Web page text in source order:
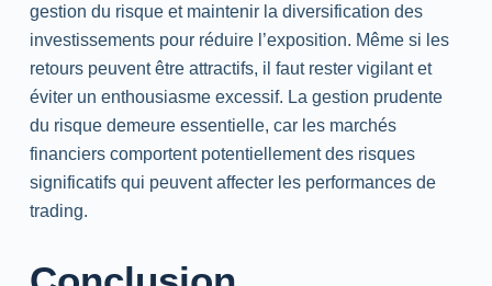
gestion du risque et maintenir la diversification des
investissements pour réduire l’exposition. Même si les
retours peuvent être attractifs, il faut rester vigilant et
éviter un enthousiasme excessif. La gestion prudente
du risque demeure essentielle, car les marchés
financiers comportent potentiellement des risques
significatifs qui peuvent affecter les performances de
trading.